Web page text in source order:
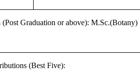
Graduation or above): M.Sc.(Botany)
(Best Five):